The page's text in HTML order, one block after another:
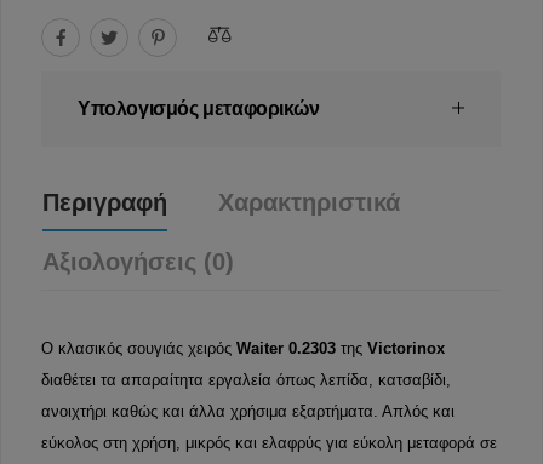
Υπολογισμός μεταφορικών
Περιγραφή Χαρακτηριστικά
Αξιολογήσεις (0)
Ο κλασικός σουγιάς χειρός Waiter 0.2303 της Victorinox
διαθέτει τα απαραίτητα εργαλεία όπως λεπίδα, κατσαβίδι,
ανοιχτήρι καθώς και άλλα χρήσιμα εξαρτήματα. Απλός και
εύκολος στη χρήση, μικρός και ελαφρύς για εύκολη μεταφορά σε